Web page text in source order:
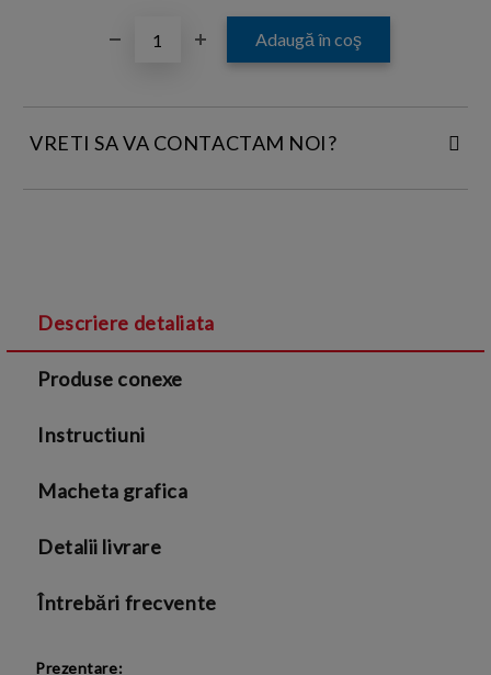
VRETI SA VA CONTACTAM NOI?
Politica de confidentialitate
Descriere detaliata
Produse conexe
Instructiuni
Macheta grafica
Detalii livrare
Întrebări frecvente
Prezentare: